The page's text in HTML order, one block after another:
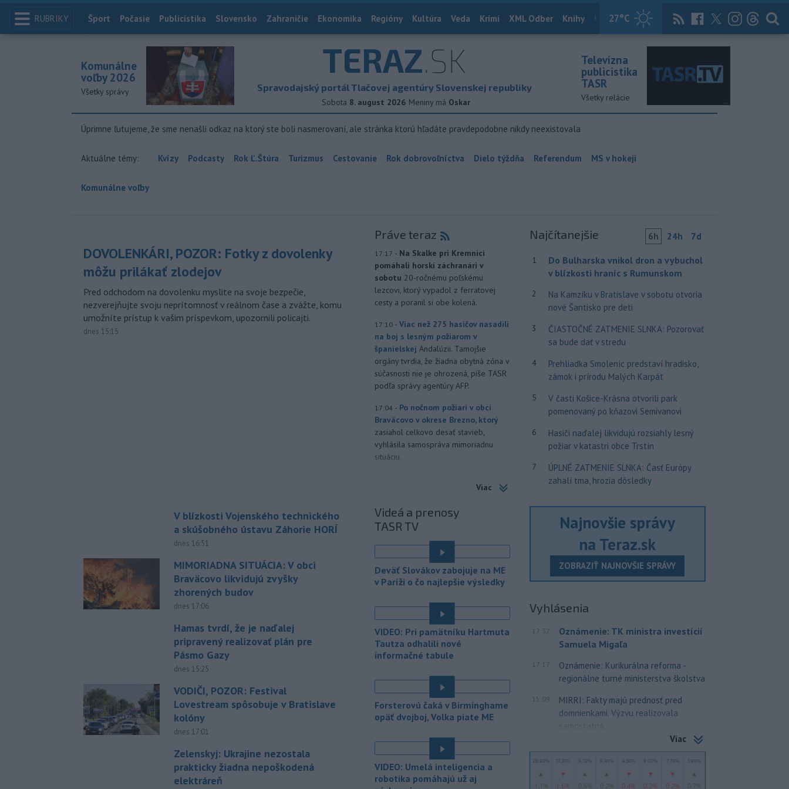
RUBRIKY 27°C
Index
Šport Počasie Publicistika Slovensko Zahraničie Ekonomika Regióny Kultúra Veda Krimi XML Odber Knihy Útulkovo Magazín News Now Archív
TERAZ.SK
Spravodajský portál Tlačovej agentúry Slovenskej republiky
Sobota 8. august 2026 Meniny má Oskar
Komunálne
voľby 2026
Všetky správy
Televízna
publicistika
TASR
Všetky relácie
Úprimne ľutujeme, že sme nenašli odkaz na ktorý ste boli nasmerovaní, ale stránka ktorú hľadáte pravdepodobne nikdy neexistovala
Aktuálne témy: Kvízy Podcasty Rok Ľ.Štúra Turizmus Cestovanie Rok dobrovoľníctva Dielo týždňa Referendum MS v hokeji
Komunálne voľby
DOVOLENKÁRI, POZOR: Fotky z dovolenky
môžu prilákať zlodejov
Pred odchodom na dovolenku myslite na svoje bezpečie,
nezverejňujte svoju neprítomnosť v reálnom čase a zvážte, komu
umožníte prístup k vašim príspevkom, upozornili policajti.
dnes 15:15
V blízkosti Vojenského technického
a skúšobného ústavu Záhorie HORÍ
dnes 16:51
MIMORIADNA SITUÁCIA: V obci
Braväcovo likvidujú zvyšky
zhorených budov
dnes 17:06
Hamas tvrdí, že je naďalej
pripravený realizovať plán pre
Pásmo Gazy
dnes 15:25
VODIČI, POZOR: Festival
Lovestream spôsobuje v Bratislave
kolóny
dnes 17:01
Zelenskyj: Ukrajine nezostala
prakticky žiadna nepoškodená
elektráreň
Práve teraz
17:17 - Na Skalke pri Kremnici
pomáhali horskí záchranári v
sobotu 20-ročnému poľskému
lezcovi, ktorý vypadol z ferratovej
cesty a poranil si obe kolená.
17:10 - Viac než 275 hasičov nasadili
na boj s lesným požiarom v
španielskej Andalúzii. Tamojšie
orgány tvrdia, že žiadna obytná zóna v
súčasnosti nie je ohrozená, píše TASR
podľa správy agentúry AFP.
17:04 - Po nočnom požiari v obci
Braväcovo v okrese Brezno, ktorý
zasiahol celkovo desať stavieb,
vyhlásila samospráva mimoriadnu
situáciu.
tvoria kolóny vozidiel v každom
Usmerňované sú bratislavskou
políciou.
V tesnej blízkosti
Vojenského technického a
skúšobného ústavu (VTSÚ) Záhorie
vypukol v sobotu popoludní lesný
15:39 - Profesionálni hasiči z
Liptovského Mikuláša, Liptovského
Hrádku a Mengusoviec a dobrovoľní
hasiči z Važca, Východnej a Štrby
požiari humna v obci Važec v okrese
Liptovský Mikuláš.
15:32
Vo veku 68 rokov zomrel
argentínskeho futbalistu Lionela
Messiho.
15:23 - Palestínske militantné
Viac
Videá a prenosy
TASR TV
Deväť Slovákov zabojuje na ME
v Paríži o čo najlepšie výsledky
VIDEO: Pri pamätníku Hartmuta
Tautza odhalili nové
informačné tabule
Forsterovú čaká v Birminghame
opäť dvojboj, Volka piate ME
VIDEO: Umelá inteligencia a
robotika pomáhajú už aj
Najčítanejšie 6h 24h 7d
1
Do Bulharska vnikol dron a vybuchol
v blízkosti hraníc s Rumunskom
2
Na Kamzíku v Bratislave v sobotu otvoria
nové Šantisko pre deti
3
ČIASTOČNÉ ZATMENIE SLNKA: Pozorovať
sa bude dať v stredu
4
Prehliadka Smoleníc predstaví hradisko,
zámok i prírodu Malých Karpát
5
V časti Košice-Krásna otvorili park
pomenovaný po kňazovi Semivanovi
6
Hasiči naďalej likvidujú rozsiahly lesný
požiar v katastri obce Trstín
7
ÚPLNÉ ZATMENIE SLNKA: Časť Európy
zahalí tma, hrozia dôsledky
Najnovšie správy
na Teraz.sk
ZOBRAZIŤ NAJNOVŠIE SPRÁVY
Vyhlásenia
17:32
Oznámenie: TK ministra investícií
Samuela Migaľa
17:17
Oznámenie: Kurikurálna reforma -
regionálne turné ministerstva školstva
15:09
MIRRI: Fakty majú prednosť pred
domnienkami. Výzvu realizovala
samostatná...
Viac